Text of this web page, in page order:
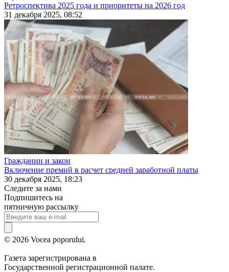
Ретроспектива 2025 года и приоритеты на 2026 год
31 декабря 2025, 08:52
Гражданин и закон
Включение премий в расчет средней заработной платы
30 декабря 2025, 18:23
Следите за нами
Подпишитесь на
пятничную рассылку
© 2026 Vocea poporului.
Газета зарегистрирована в
Государственной регистрационной палате.